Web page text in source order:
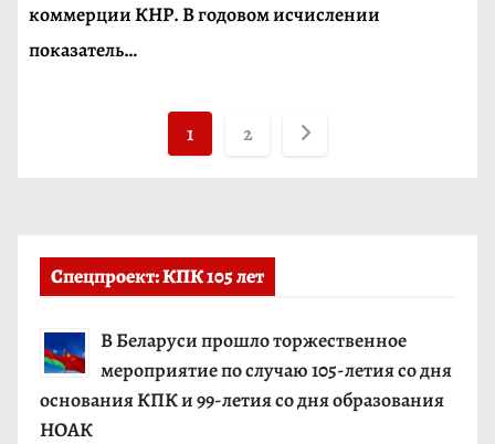
коммерции КНР. В годовом исчислении
показатель…
и
а
ц
1 2
Спецпроект: КПК 105 лет
В Беларуси прошло торжественное
мероприятие по случаю 105-летия со дня
основания КПК и 99-летия со дня образования
НОАК